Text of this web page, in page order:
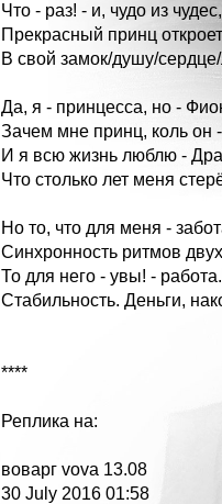
Что - раз! - и, чудо из чудес,
Прекрасный принц
В свой замок/душу/
Да, я - принцесса, но -
Зачем мне принц, коль он
И я всю жизнь люблю -
Что столько лет меня
Но то, что для меня -
Синхронность ритмов
То для него - увы! - работа.
Стабильность. Деньги,
****
Реплика на:
воварг vova 13.08
30 July 2016 01:58